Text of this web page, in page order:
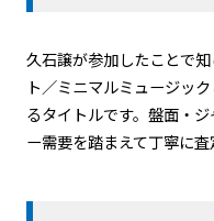
久石譲が参加したことで
ト／ミニマルミュージッ
るタイトルです。盤面・
ー需要を踏まえて丁寧に査